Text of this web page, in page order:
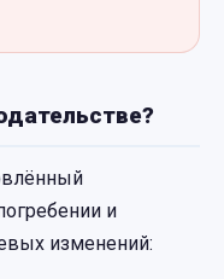
и
изменений: